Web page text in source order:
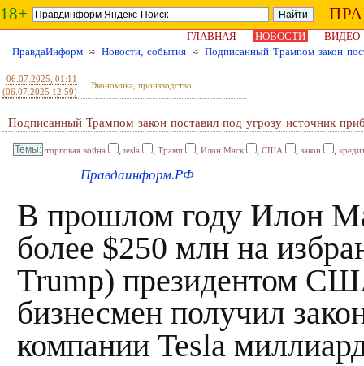
18+
ГЛАВНАЯ НОВОСТИ
ВИДЕО
ПравдаИнформ ≈ Новости, события ≈ Подписанный Трампом закон
06.07.2025 , 01:11
(06.07.2025 12:59)
Экономика, производство
Подписанный Трампом закон поставил под угрозу источник
торговая война , tesla , Трамп , Илон Маск , США , закон ,
Правдаинформ.РФ
В прошлом году Илон
более $250 млн на
Trump) президентом
бизнесмен получил
компании Tesla